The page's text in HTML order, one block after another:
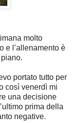
molto
e l’allenamento è
portato tutto per
così venerdì mi
una decisione
prima della
negative.